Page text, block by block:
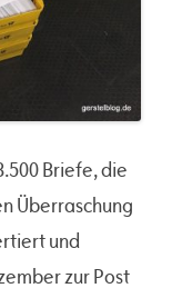
Briefe, die
Überraschung
und
zur Post